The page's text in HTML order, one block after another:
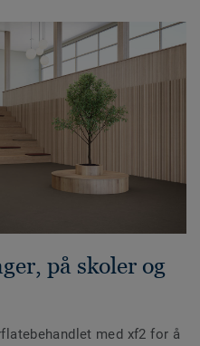
på skoler og
med xf2 for å